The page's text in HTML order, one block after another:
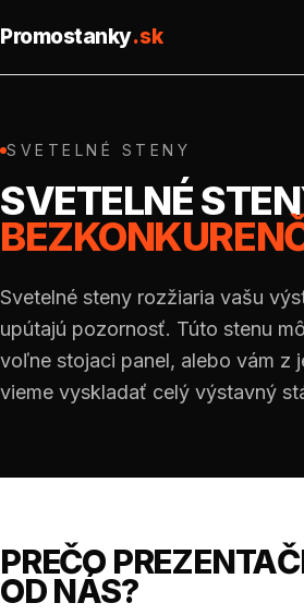
Promostanky.sk
Prenájom
Realizácie
Kontakt
SVETELNÉ STENY
SVETELNÉ
Svetelné steny rozžiaria vašu
upútajú pozornosť. Túto stenu
voľne stojaci panel, alebo vám z
vieme vyskladať celý výstavný
PREČO
OD NÁS?